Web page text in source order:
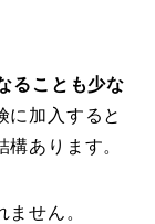
ることも少な
に加入すると
あります。
せん。